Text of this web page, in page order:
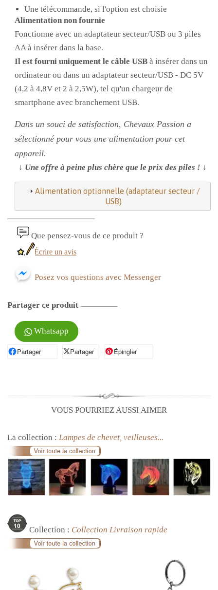
Une télécommande, si l'option est choisie
Alimentation non fournie
Fonctionne avec un adaptateur secteur/USB ou 3 piles
AA à insérer dans la base.
Il est fourni uniquement le câble USB à insérer dans un
ordinateur ou dans un adaptateur secteur/USB - DC 5V
(4,2 à 4,8V et 2 à 2,5W), tel qu'un chargeur de
smartphone avec branchement USB.
Dans un souci de satisfaction, Chevaux Passion a
sélectionné pour vous une alimentation pour cet
appareil.
↓ Une offre à peine plus chère que le prix des piles ! ↓
Alimentation optionnelle (adaptateur secteur /
USB)
Que pensez-vous de ce produit ?
Écrire un avis
Posez vos questions avec Messenger
Partager ce produit
Whatsapp
PartagerPartager sur Facebook
Partager
Partager sur XÉpinglerÉpingler sur Pinterest
VOUS POURRIEZ AUSSI AIMER
La collection : Lampes de chevet, veilleuses...
Collection : Collection Livraison rapide